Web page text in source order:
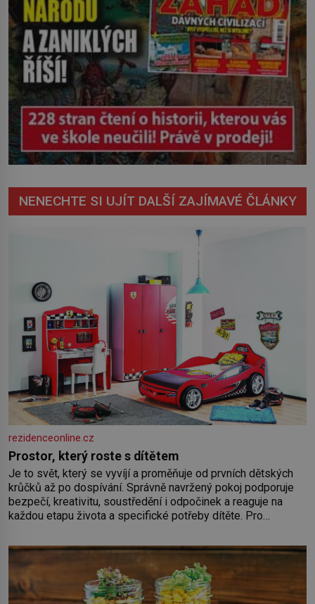
NENECHTE SI UJÍT DALŠÍ ZAJÍMAVÉ ČLÁNKY
rezidenceonline.cz
Prostor, který roste s dítětem
Je to svět, který se vyvíjí a proměňuje od prvních dětských
krůčků až po dospívání. Správně navržený pokoj podporuje
bezpečí, kreativitu, soustředění i odpočinek a reaguje na
každou etapu života a specifické potřeby dítěte. Pro
by pokoj miminka měl působit především klidně a útulně.